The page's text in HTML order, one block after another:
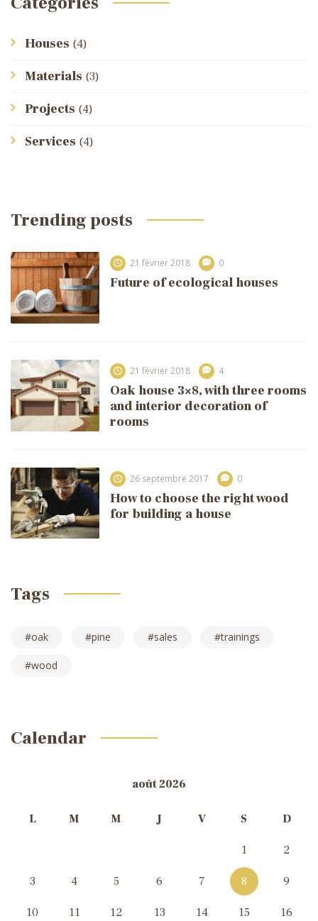
Houses (4)
Materials (3)
Projects (4)
Services (4)
Trending posts
21 février 2018 0
Future of ecological houses
21 février 2018 4
Oak house 3×8, with three rooms
and interior decoration of
rooms
26 septembre 2017 0
How to choose the right wood
for building a house
Tags
oak pine sales trainings
wood
Calendar
août 2026
L M M J V S D
1 2
3 4 5 6 7 8 9
10 11 12 13 14 15 16